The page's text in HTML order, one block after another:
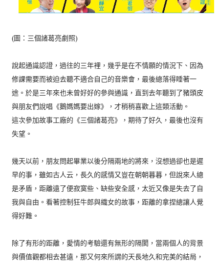
(圖：三個諸葛亮劇照)
說起通識認證，過往的三年裡，幾乎是在不情願的情況下、因為
修課需要而被迫去聽不適合自己的音樂會，最後總落得睡著一
途。於是三年來也未曾好好的參與通識，直到去年聽到了豬頭皮
與朋友們說唱《鵝媽媽要出嫁》，才稍稍喜歡上這類活動。
這次參加故事工廠的《三個諸葛亮》，期待了好久，最後也沒有
失望。
幾天以前，朋友問起畢業以後分隔兩地的將來，沒想過卻也是遲
早的事，雖如古人云，長久的感情又豈在朝朝暮暮，但說來人總
是矛盾，距離遠了便寂寞些、缺些安全感，太近又像是失去了自
我與自由。看著控制狂牛郎與織女的故事，距離的拿捏總讓人覺
得好難。
除了有形的距離，愛情的考驗還有無形的隔閡，當兩個人的背景
與價值觀都相去甚遠，那又何來所謂的天長地久和完美的結局，